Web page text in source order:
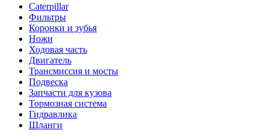
Caterpillar
Фильтры
Коронки и зубья
Ножи
Ходовая часть
Двигатель
Трансмиссия и мосты
Подвеска
Запчасти для кузова
Тормозная система
Гидравлика
Шланги